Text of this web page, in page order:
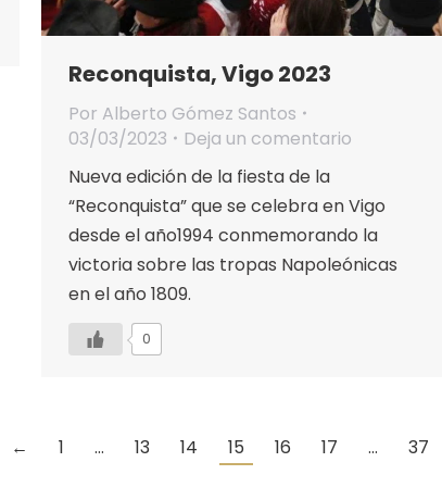
Reconquista, Vigo 2023
Por Alberto Gómez Santos
03/03/2023
Deja un comentario
Nueva edición de la fiesta de la
“Reconquista” que se celebra en Vigo
desde el año1994 conmemorando la
victoria sobre las tropas Napoleónicas
en el año 1809.
0
← 1 … 13 14 15 16 17 … 37